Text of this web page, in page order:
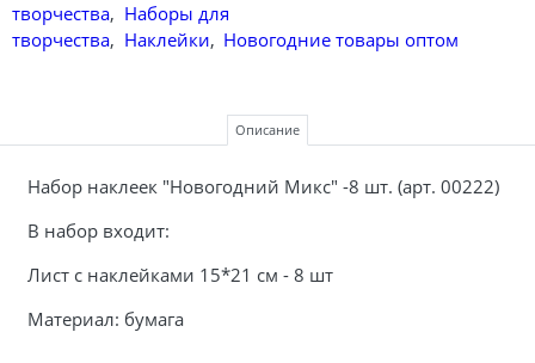
творчества, Наборы для
творчества, Наклейки, Новогодние товары оптом
Описание
Набор наклеек "Новогодний Микс" -8 шт. (арт. 00222)
В набор входит:
Лист с наклейками 15*21 см - 8 шт
Материал: бумага